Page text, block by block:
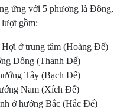
ứng với 5 phương là Đông,
gồm:
ở trung tâm (Hoàng Đế)
Đông (Thanh Đế)
Tây (Bạch Đế)
Nam (Xích Đế)
ở hướng Bắc (Hắc Đế)